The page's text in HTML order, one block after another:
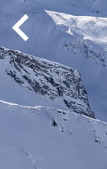
Zimmer &
Wellness
Sommer in